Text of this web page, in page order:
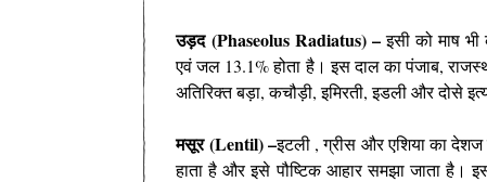
उड़द (Phaseolus Radiatus) –इसी को माष भी
एवं जल 13.1% होता है। इस दाल का पंजाब,
अतिरिक्त बड़ा, कचौड़ी, इमिरती, इडली और दोसे
मसूर (Lentil) –इटली , ग्रीस और एशिया का देशज
हाता है और इसे पौष्टिक आहार समझा जाता है।